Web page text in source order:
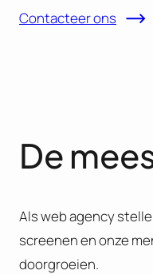
Contacteer ons
De
Als web agency
screenen en onze
doorgroeien.